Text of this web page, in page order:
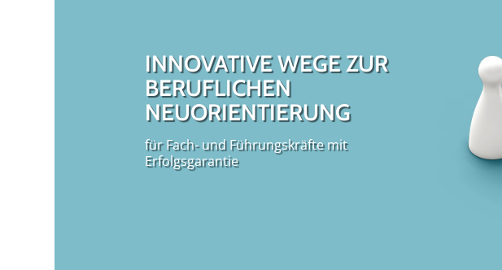
INNOVATIVE WEGE ZUR
BERUFLICHEN
NEUORIENTIERUNG
für Fach- und Führungskräfte mit
Erfolgsgarantie